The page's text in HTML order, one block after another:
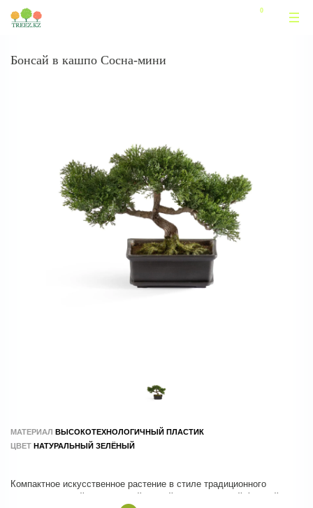
Бонсай в кашпо Сосна-мини
МАТЕРИАЛ ВЫСОКОТЕХНОЛОГИЧНЫЙ ПЛАСТИК
ЦВЕТ НАТУРАЛЬНЫЙ ЗЕЛЁНЫЙ
Компактное искусственное растение в стиле традиционного
японского бонсай с аккуратной кроной и реалистичной формой